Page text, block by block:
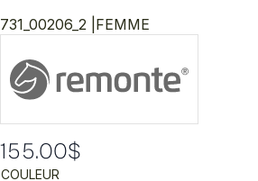
731_00206_2 | FEMME
155.00$
COULEUR